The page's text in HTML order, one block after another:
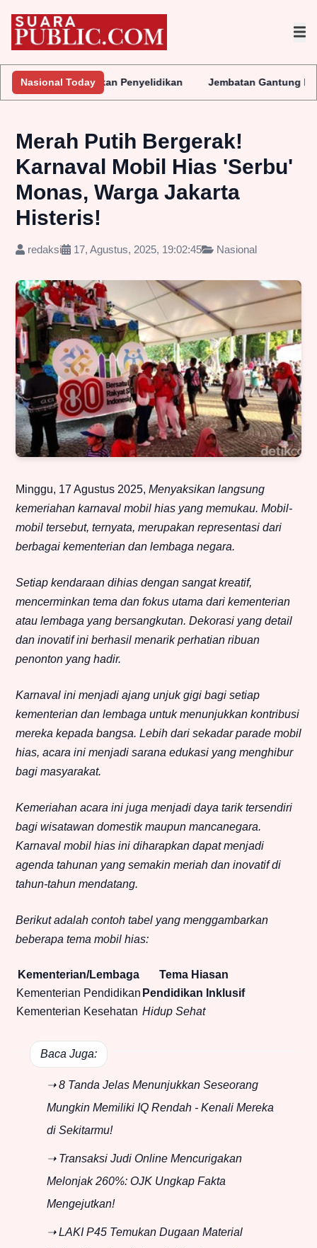
Nasional Today
Lakukan Penyelidikan Jembatan Gantung Batu Pepe
Merah Putih Bergerak!
Karnaval Mobil Hias 'Serbu'
Monas, Warga Jakarta
Histeris!
redaksi 17, Agustus, 2025, 19:02:45 Nasional
Minggu, 17 Agustus 2025, Menyaksikan langsung
kemeriahan karnaval mobil hias yang memukau. Mobil-
mobil tersebut, ternyata, merupakan representasi dari
berbagai kementerian dan lembaga negara.
Setiap kendaraan dihias dengan sangat kreatif,
mencerminkan tema dan fokus utama dari kementerian
atau lembaga yang bersangkutan. Dekorasi yang detail
dan inovatif ini berhasil menarik perhatian ribuan
penonton yang hadir.
Karnaval ini menjadi ajang unjuk gigi bagi setiap
kementerian dan lembaga untuk menunjukkan kontribusi
mereka kepada bangsa. Lebih dari sekadar parade mobil
hias, acara ini menjadi sarana edukasi yang menghibur
bagi masyarakat.
Kemeriahan acara ini juga menjadi daya tarik tersendiri
bagi wisatawan domestik maupun mancanegara.
Karnaval mobil hias ini diharapkan dapat menjadi
agenda tahunan yang semakin meriah dan inovatif di
tahun-tahun mendatang.
Berikut adalah contoh tabel yang menggambarkan
beberapa tema mobil hias:
Kementerian/Lembaga
Tema Hiasan
Kementerian Pendidikan Pendidikan Inklusif
Kementerian Kesehatan Hidup Sehat
Baca Juga:
➝ 8 Tanda Jelas Menunjukkan Seseorang
Mungkin Memiliki IQ Rendah - Kenali Mereka
di Sekitarmu!
➝ Transaksi Judi Online Mencurigakan
Melonjak 260%: OJK Ungkap Fakta
Mengejutkan!
➝ LAKI P45 Temukan Dugaan Material